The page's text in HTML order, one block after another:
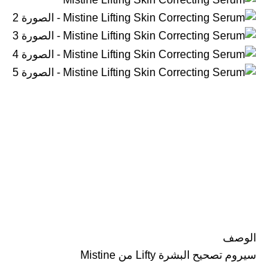
الوصف
سيروم تصحيح البشرة Lifty من Mistine